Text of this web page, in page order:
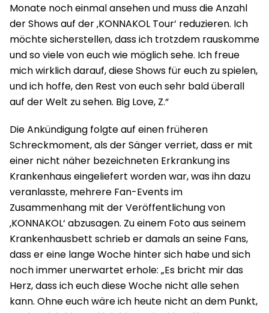
Monate noch einmal ansehen und muss die Anzahl
der Shows auf der ‚KONNAKOL Tour‘ reduzieren. Ich
möchte sicherstellen, dass ich trotzdem rauskomme
und so viele von euch wie möglich sehe. Ich freue
mich wirklich darauf, diese Shows für euch zu spielen,
und ich hoffe, den Rest von euch sehr bald überall
auf der Welt zu sehen. Big Love, Z.“
Die Ankündigung folgte auf einen früheren
Schreckmoment, als der Sänger verriet, dass er mit
einer nicht näher bezeichneten Erkrankung ins
Krankenhaus eingeliefert worden war, was ihn dazu
veranlasste, mehrere Fan-Events im
Zusammenhang mit der Veröffentlichung von
‚KONNAKOL‘ abzusagen. Zu einem Foto aus seinem
Krankenhausbett schrieb er damals an seine Fans,
dass er eine lange Woche hinter sich habe und sich
noch immer unerwartet erhole: „Es bricht mir das
Herz, dass ich euch diese Woche nicht alle sehen
kann. Ohne euch wäre ich heute nicht an dem Punkt,